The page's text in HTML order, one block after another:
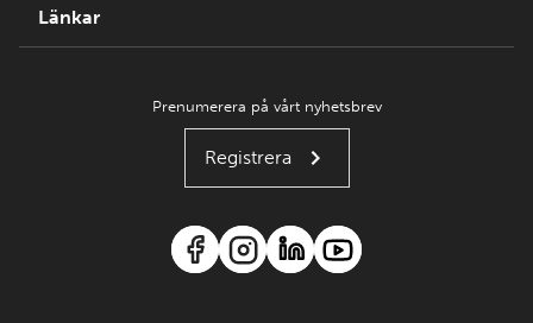
Länkar
Prenumerera på vårt nyhetsbrev
Registrera